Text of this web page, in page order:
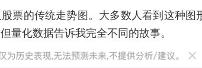
的传统走势图。大多数人看到这种图
量化数据告诉我完全不同的故事。